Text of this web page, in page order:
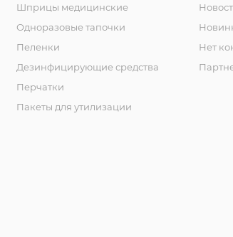
Шприцы медицинские
Одноразовые тапочки
Пеленки
Дезинфицирующие средства
Перчатки
Пакеты для утилизации
Нет